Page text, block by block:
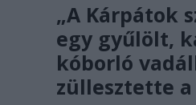
„A Kárpátok
egy gyűlölt,
kóborló
züllesztette